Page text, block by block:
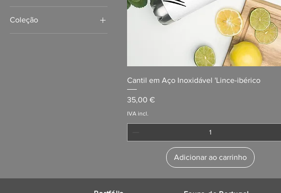
15 oz
Coleção
Cantil em Aço Inoxidável 'Lince-ibérico
Preço
35,00 €
IVA incl.
Adicionar ao carrinho